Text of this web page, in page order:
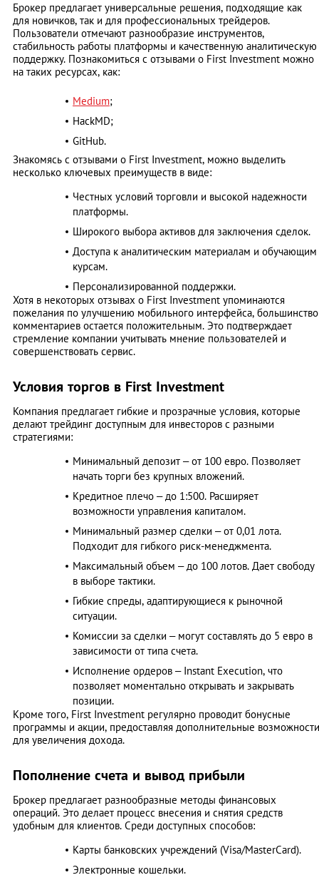
Брокер предлагает универсальные решения, подходящие как
для новичков, так и для профессиональных трейдеров.
Пользователи отмечают разнообразие инструментов,
стабильность работы платформы и качественную аналитическую
поддержку. Познакомиться с отзывами о First Investment можно
на таких ресурсах, как:
Medium;
HackMD;
GitHub.
Знакомясь с отзывами о First Investment, можно выделить
несколько ключевых преимуществ в виде:
Честных условий торговли и высокой надежности
платформы.
Широкого выбора активов для заключения сделок.
Доступа к аналитическим материалам и обучающим
курсам.
Персонализированной поддержки.
Хотя в некоторых отзывах о First Investment упоминаются
пожелания по улучшению мобильного интерфейса, большинство
комментариев остается положительным. Это подтверждает
стремление компании учитывать мнение пользователей и
совершенствовать сервис.
Условия торгов в First Investment
Компания предлагает гибкие и прозрачные условия, которые
делают трейдинг доступным для инвесторов с разными
стратегиями:
Минимальный депозит – от 100 евро. Позволяет
начать торги без крупных вложений.
Кредитное плечо – до 1:500. Расширяет
возможности управления капиталом.
Минимальный размер сделки – от 0,01 лота.
Подходит для гибкого риск-менеджмента.
Максимальный объем – до 100 лотов. Дает свободу
в выборе тактики.
Гибкие спреды, адаптирующиеся к рыночной
ситуации.
Комиссии за сделки – могут составлять до 5 евро в
зависимости от типа счета.
Исполнение ордеров – Instant Execution, что
позволяет моментально открывать и закрывать
позиции.
Кроме того, First Investment регулярно проводит бонусные
программы и акции, предоставляя дополнительные возможности
для увеличения дохода.
Пополнение счета и вывод прибыли
Брокер предлагает разнообразные методы финансовых
операций. Это делает процесс внесения и снятия средств
удобным для клиентов. Среди доступных способов:
Карты банковских учреждений (Visa/MasterCard).
Электронные кошельки.